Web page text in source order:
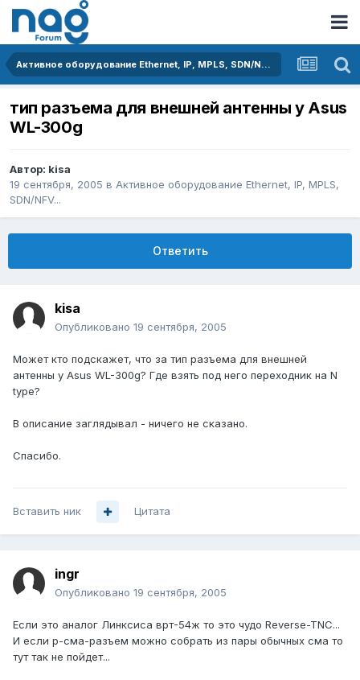
Активное оборудование Ethernet, IP, MPLS, SDN/NFV...
тип разъема для внешней антенны у Asus
WL-300g
Автор: kisa
19 сентября, 2005 в Активное оборудование Ethernet, IP, MPLS,
SDN/NFV...
Ответить
kisa
Опубликовано 19 сентября, 2005
Может кто подскажет, что за тип разъема для внешней
антенны у Asus WL-300g? Где взять под него переходник на N
typе?
В описание заглядывал - ничего не сказано.
Спасибо.
Вставить ник Цитата
ingr
Опубликовано 19 сентября, 2005
Если это аналог Линксиса врт-54ж то это чудо Reverse-TNC...
И если р-сма-разъем можно собрать из пары обычных сма то
тут так не пойдет...